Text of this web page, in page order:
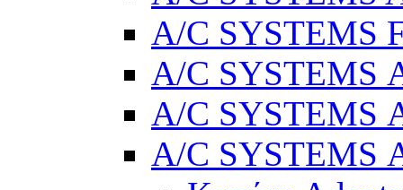
A/C SYSTEMS
A/C SYSTEMS
A/C SYSTEMS
A/C SYSTEMS